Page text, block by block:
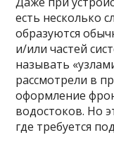
есть несколько
образуются
и/или частей
называть
рассмотрели в
оформление
водостоков. Но
где требуется